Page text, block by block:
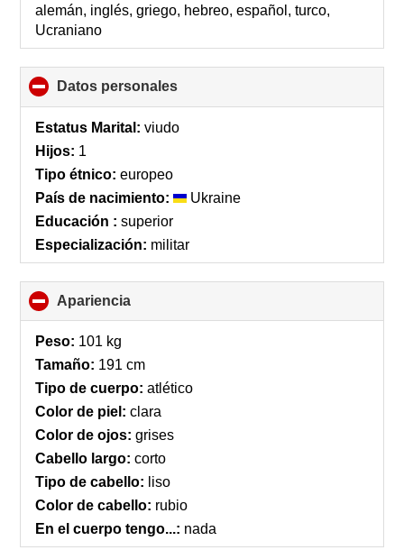
alemán, inglés, griego, hebreo, español, turco,
Ucraniano
Datos personales
to
collapse
Estatus Marital: viudo
Hijos: 1
Tipo étnico: europeo
País de nacimiento:
Ukraine
Educación : superior
Especialización: militar
Apariencia
to
Peso: 101 kg
Tamaño: 191 cm
Tipo de cuerpo: atlético
Color de piel: clara
Color de ojos: grises
Cabello largo: corto
Tipo de cabello: liso
Color de cabello: rubio
En el cuerpo tengo...: nada